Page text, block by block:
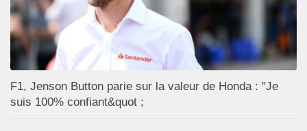
F1, Jenson Button parie sur la valeur de Honda : "Je
suis 100% confiant&quot ;